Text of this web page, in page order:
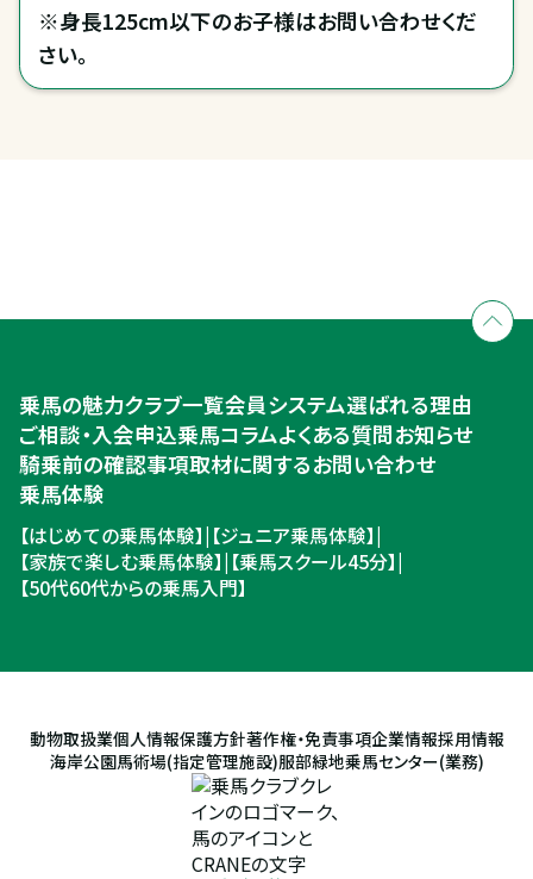
※身長125cm以下のお子様はお問い合わせくだ
さい。
入会のご相談・申込
ご相談・入会申込
乗馬の魅力クラブ一覧会員システム選ばれる理由
ご相談・入会申込乗馬コラムよくある質問お知らせ
騎乗前の確認事項取材に関するお問い合わせ
乗馬体験
【はじめての乗馬体験】| 【ジュニア乗馬体験】|
【家族で楽しむ乗馬体験】| 【乗馬スクール45分】|
【50代60代からの乗馬入門】
動物取扱業個人情報保護方針著作権・免責事項企業情報採用情報
海岸公園馬術場(指定管理施設)服部緑地乗馬センター(業務)